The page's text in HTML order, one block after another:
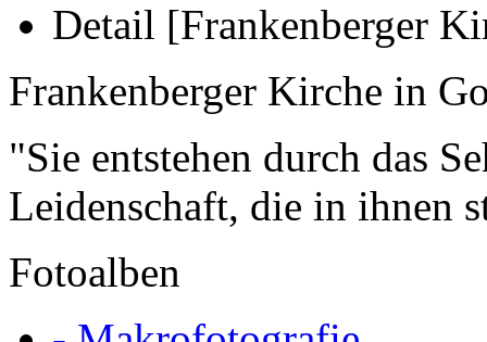
Detail [Frankenberger
Frankenberger Kirche in
"Sie entstehen durch das
Leidenschaft, die in ihnen
Fotoalben